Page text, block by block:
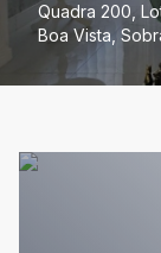
Quadra 200,
Boa Vista,